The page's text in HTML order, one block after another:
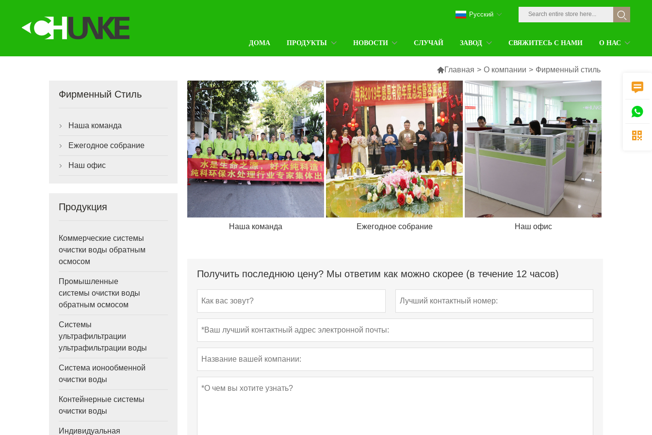
ДОМА ПРОДУКТЫ НОВОСТИ СЛУЧАЙ ЗАВОД СВЯЖИТЕСЬ С НАМИ О НАС
Pусский
Главная > О компании > Фирменный стиль
Фирменный Стиль
 Наша команда
 Ежегодное собрание
 Наш офис
Продукция
Коммерческие системы
очистки воды обратным
осмосом
Промышленные
системы очистки воды
обратным осмосом
Системы
ультрафильтрации
ультрафильтрации воды
Система ионообменной
очистки воды
Контейнерные системы
очистки воды
Индивидуальная
Наша команда Ежегодное собрание Наш офис
Получить последнюю цену? Мы ответим как можно скорее (в течение 12 часов)


